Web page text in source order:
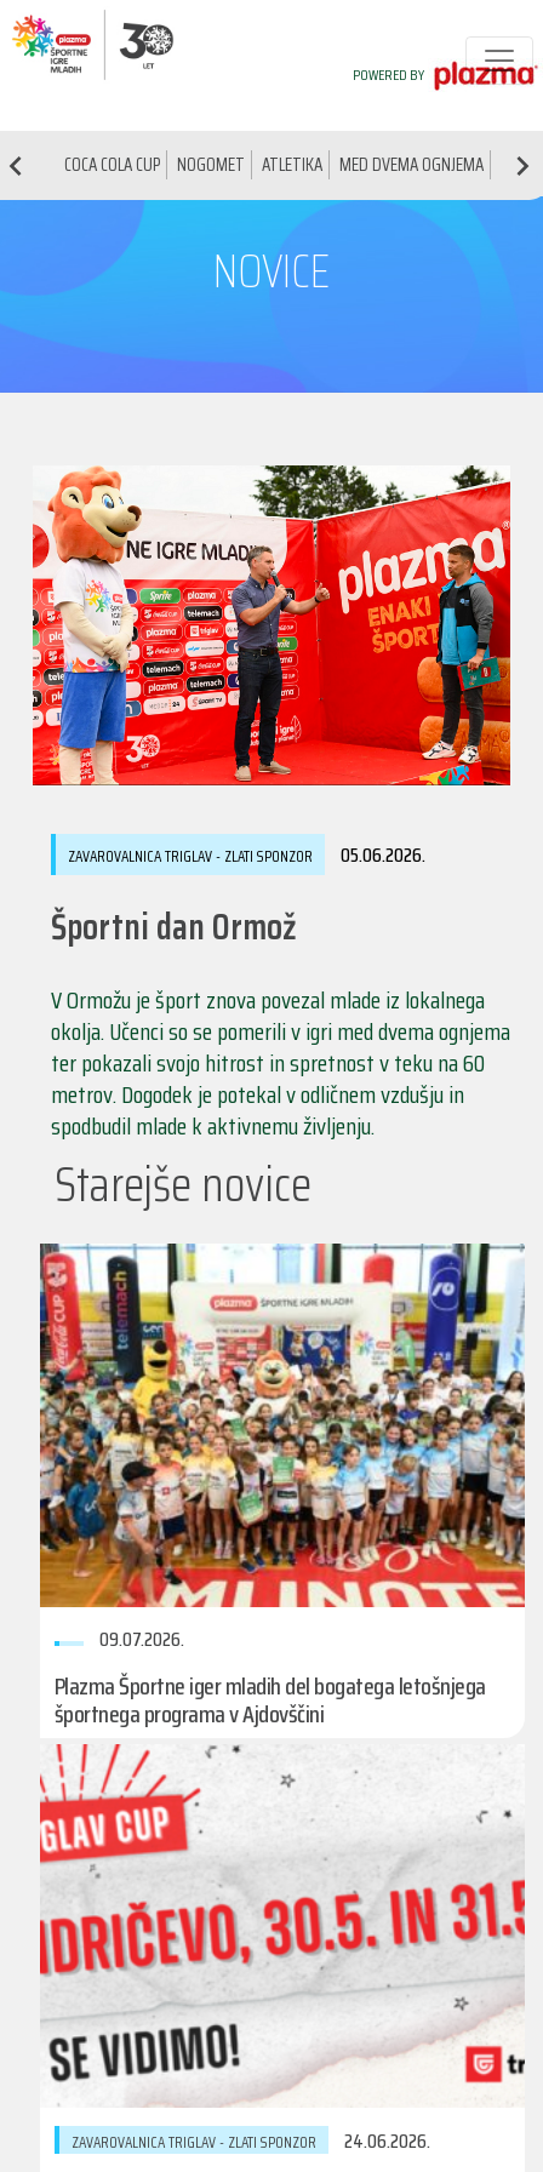
COCA COLA CUP NOGOMET ATLETIKA MED DVEMA OGNJEMA
POWERED BY
NOVICE
ZAVAROVALNICA TRIGLAV - ZLATI SPONZOR 05.06.2026.
Športni dan Ormož
V Ormožu je šport znova povezal mlade iz lokalnega
okolja. Učenci so se pomerili v igri med dvema ognjema
ter pokazali svojo hitrost in spretnost v teku na 60
metrov. Dogodek je potekal v odličnem vzdušju in
spodbudil mlade k aktivnemu življenju.
Starejše novice
09.07.2026.
Plazma Športne iger mladih del bogatega letošnjega
športnega programa v Ajdovščini
ZAVAROVALNICA TRIGLAV - ZLATI SPONZOR 24.06.2026.